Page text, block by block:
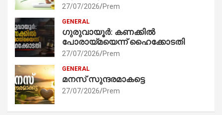
27/07/2026 Prem
GENERAL
ഗുരുവായൂർ: കണക്കിൽ
പോരായ്മയെന്ന് ഹൈക്കോടതി
27/07/2026 Prem
GENERAL
മനസ് സുന്ദരമാകട്ടെ
27/07/2026 Prem